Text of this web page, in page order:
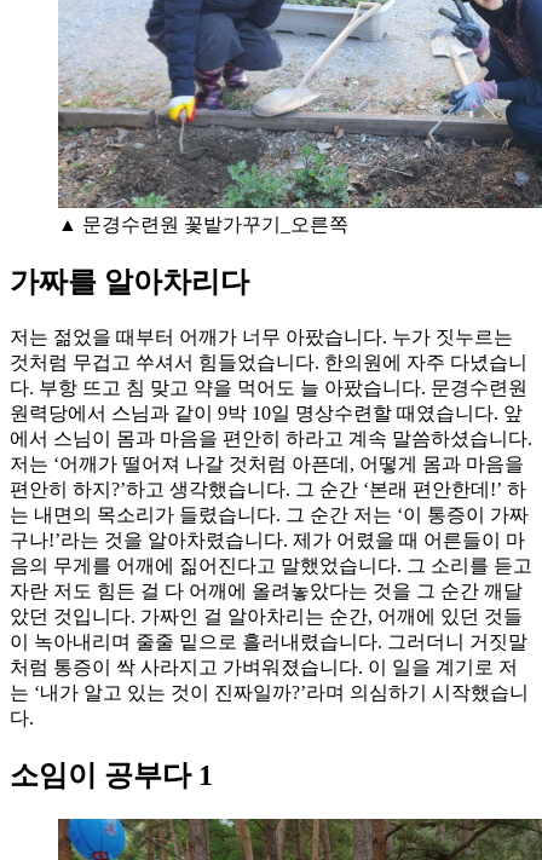
▲ 문경수련원 꽃밭가꾸기_오른쪽
가짜를 알아차리다
저는 젊었을 때부터 어깨가 너무 아팠습니다. 누가 짓누르는
것처럼 무겁고 쑤셔서 힘들었습니다. 한의원에 자주 다녔습니
다. 부항 뜨고 침 맞고 약을 먹어도 늘 아팠습니다. 문경수련원
원력당에서 스님과 같이 9박 10일 명상수련할 때였습니다. 앞
에서 스님이 몸과 마음을 편안히 하라고 계속 말씀하셨습니다.
저는 ‘어깨가 떨어져 나갈 것처럼 아픈데, 어떻게 몸과 마음을
편안히 하지?’하고 생각했습니다. 그 순간 ‘본래 편안한데!’ 하
는 내면의 목소리가 들렸습니다. 그 순간 저는 ‘이 통증이 가짜
구나!’라는 것을 알아차렸습니다. 제가 어렸을 때 어른들이 마
음의 무게를 어깨에 짊어진다고 말했었습니다. 그 소리를 듣고
자란 저도 힘든 걸 다 어깨에 올려놓았다는 것을 그 순간 깨달
았던 것입니다. 가짜인 걸 알아차리는 순간, 어깨에 있던 것들
이 녹아내리며 줄줄 밑으로 흘러내렸습니다. 그러더니 거짓말
처럼 통증이 싹 사라지고 가벼워졌습니다. 이 일을 계기로 저
는 ‘내가 알고 있는 것이 진짜일까?’라며 의심하기 시작했습니
다.
소임이 공부다 1